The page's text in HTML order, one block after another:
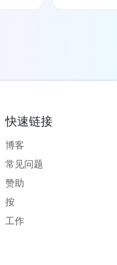
快速链接
博客
常见问题
赞助
按
工作